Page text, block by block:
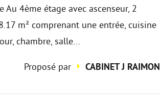
Au 4ème étage avec ascenseur, 2
m² comprenant une entrée, cuisine
chambre, salle...
Proposé par CABINET J RAIMON